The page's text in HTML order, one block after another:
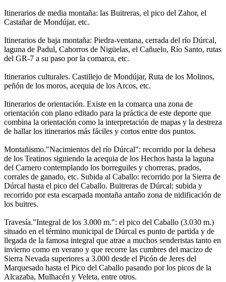
Itinerarios de media montaña: las Buitreras, el pico del Zahor, el
Castañar de Mondújar, etc.
Itinerarios de baja montaña: Piedra-ventana, cerrada del río Dúrcal,
laguna de Padul, Cahorros de Nigüelas, el Cañuelo, Río Santo, rutas
del GR-7 a su paso por la comarca, etc.
Itinerarios culturales. Castillejo de Mondújar, Ruta de los Molinos,
peñón de los moros, acequia de los Arcos, etc.
Itinerarios de orientación. Existe en la comarca una zona de
orientación con plano editado para la práctica de este deporte que
combina la orientación como la interpretación de mapas y la destreza
de hallar los itinerarios más fáciles y cortos entre dos puntos.
Montañismo."Nacimientos del río Dúrcal": recorrido por la dehesa
de los Teatinos siguiendo la acequia de los Hechos hasta la laguna
del Carnero contemplando los borreguiles y chorreras, prados,
corrales de ganado, etc. Subida al Caballo: recorrido por la Sierra de
Dúrcal hasta el pico del Caballo. Buitreras de Dúrcal: subida y
recorrido por esta escarpada montaña antaño zona de nidificación de
los buitres.
Travesía."Integral de los 3.000 m.": el pico del Caballo (3.030 m.)
situado en el término municipal de Dúrcal es punto de partida y de
llegada de la famosa integral que atrae a muchos senderistas tanto en
invierno como en verano y que recorre las cumbres del macizo de
Sierra Nevada superiores a 3.000 desde el Picón de Jeres del
Marquesado hasta el Pico del Caballo pasando por los picos de la
Alcazaba, Mulhacén y Veleta, entre otros.